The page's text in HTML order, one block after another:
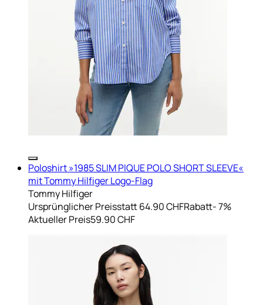
Poloshirt »1985 SLIM PIQUE POLO SHORT SLEEVE«
mit Tommy Hilfiger Logo-Flag
Tommy Hilfiger
Ursprünglicher Preisstatt 64.90 CHFRabatt- 7%
Aktueller Preis59.90 CHF